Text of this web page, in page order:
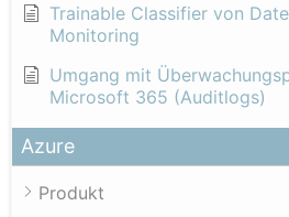
Trainable Classifier von
Monitoring
Umgang mit
Microsoft 365 (Auditlogs)
Azure
Produkt